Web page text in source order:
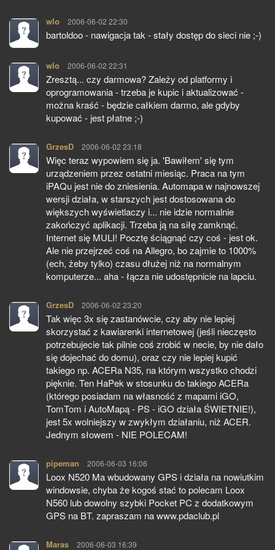
wlo pisze:
2006-06-02 22:30
bartoldoo - nawigacja tak - stały dostęp do sieci nie ;-)
wlo pisze:
2006-06-02 22:31
Zresztą... czy darmowa? Zależy od platformy i
oprogramowania - trzeba je kupic i aktualizować -
można kraść - będzie całkiem darmo, ale gdyby
kupować - jest płatne ;-)
GrzesD pisze:
2006-06-02 23:18
Więc teraz wypowiem się ja. 'Bawiłem' się tym
urządzeniem przez ostatni miesiąc. Praca na tym
iPAQu jest nie do zniesienia. Automapa w najnowszej
wersji działa, w starszych jest dostosowana do
większych wyświetlaczy i... nie idzie normalnie
zakończyć aplikacji. Trzeba ją na siłę zamknąć.
Internet się MULI! Pocztę ściągnąć czy coś - jest ok.
Ale nie przejrzeć coś na Allegro, bo zajmie to 1000%
(ech, żeby tylko) czasu dłużej niż na normalnym
komputerze... aha - łącza nie udostępnicie na lapciu.
GrzesD pisze:
2006-06-02 23:20
Tak więc 3x się zastanówcie, czy aby nie lepiej
skorzystać z kawiarenki internetowej (jeśli nieczęsto
potrzebujecie tak pilnie coś zrobić w necie, by nie dało
się dojechać do domu), oraz czy nie lepiej kupić
takiego np. ACERa N35, na którym wszystko chodzi
pięknie. Ten HaPek w stosunku do takiego ACERa
(którego posiadam na własność z mapami iGO,
TomTom i AutoMapą - PS - iGO działa ŚWIETNIE!),
jest 5x wolniejszy w zwykłym działaniu, niż ACER.
Jednym słowem - NIE POLECAM!
pipeman pisze:
2006-06-03 16:06
Loox N520 Ma wbudowany GPS i działa na nowiutkim
windowsie, chyba że kogoś stać to polecam Loox
N560 lub dowolny szybki Pocket PC z dodatkowym
GPS na BT. zapraszam na www.pdaclub.pl
Maras pisze:
2006-06-03 16:39